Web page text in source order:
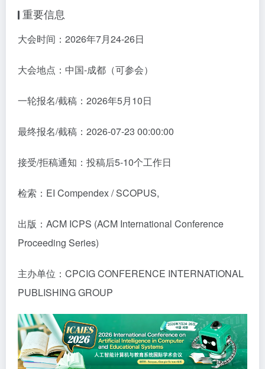
重要信息
大会时间：2026年7月24-26日
大会地点：中国-成都（可参会）
一轮报名/截稿：2026年5月10日
最终报名/截稿：2026-07-23 00:00:00
接受/拒稿通知：投稿后5-10个工作日
检索：EI Compendex / SCOPUS,
出版：ACM ICPS (ACM International Conference
Proceeding Series)
主办单位：CPCIG CONFERENCE INTERNATIONAL
PUBLISHING GROUP